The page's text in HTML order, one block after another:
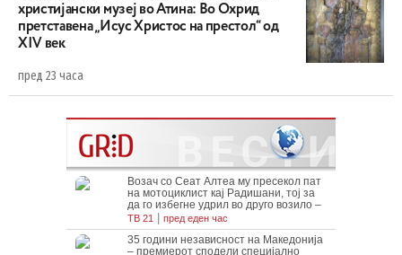
христијански музеј во Атина: Во Охрид
претставена „Исус Христос на престол“ од
XIV век
пред 23 часа